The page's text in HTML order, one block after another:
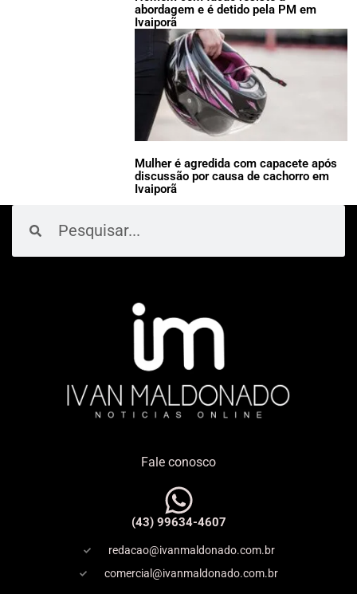
abordagem e é detido pela PM em
Ivaiporã
Mulher é agredida com capacete após
discussão por causa de cachorro em
Ivaiporã
Fale conosco
(43) 99634-4607
redacao@ivanmaldonado.com.br
comercial@ivanmaldonado.com.br